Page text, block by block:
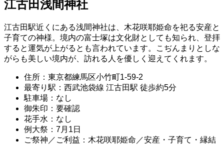
江古田浅間神社
江古田駅近くにある浅間神社は、木花咲耶姫命を祀る安産と
子育ての神様。境内の富士塚は文化財としても知られ、登拝
すると運気が上がるとも言われています。こぢんまりとしな
がらも美しい境内が、訪れる人を優しく迎えてくれます。
住所：東京都練馬区小竹町1-59-2
最寄り駅：西武池袋線 江古田駅 徒歩約5分
駐車場：なし
御朱印：要確認
花手水：なし
例大祭：7月1日
ご祭神／ご利益：木花咲耶姫命／安産・子育て・縁結